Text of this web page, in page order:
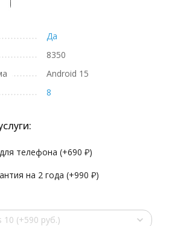
Да
8350
Android 15
8
телефона (+690 ₽)
на 2 года (+990 ₽)
10 (+590 руб.)